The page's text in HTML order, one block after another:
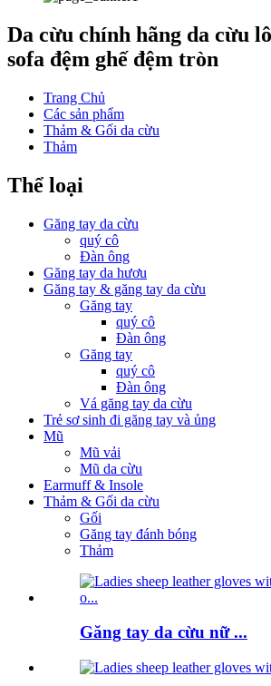
Da cừu chính hãng da cừu
sofa đệm ghế đệm tròn
Trang Chủ
Các sản phẩm
Thảm & Gối da cừu
Thảm
Thể loại
Găng tay da cừu
quý cô
Đàn ông
Găng tay da hươu
Găng tay & găng tay da cừu
Găng tay
quý cô
Đàn ông
Găng tay
quý cô
Đàn ông
Vá găng tay da cừu
Trẻ sơ sinh đi găng tay và ủng
Mũ
Mũ vải
Mũ da cừu
Earmuff & Insole
Thảm & Gối da cừu
Gối
Găng tay đánh bóng
Thảm
Găng tay da cừu nữ ...